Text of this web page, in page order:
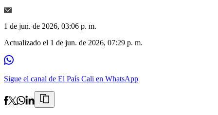
1 de jun. de 2026, 03:06 p. m.
Actualizado el 1 de jun. de 2026, 07:29 p. m.
Sigue el canal de El País Cali en WhatsApp